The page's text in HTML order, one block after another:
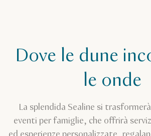
Dove le dune
le onde
La splendida Sealine si
eventi per famiglie, che offrirà